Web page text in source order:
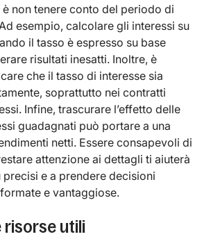
non tenere conto del periodo di
esempio, calcolare gli interessi su
il tasso è espresso su base
risultati inesatti. Inoltre, è
che il tasso di interesse sia
soprattutto nei contratti
Infine, trascurare l’effetto delle
guadagnati può portare a una
netti. Essere consapevoli di
attenzione ai dettagli ti aiuterà
e a prendere decisioni
e vantaggiose.
risorse utili